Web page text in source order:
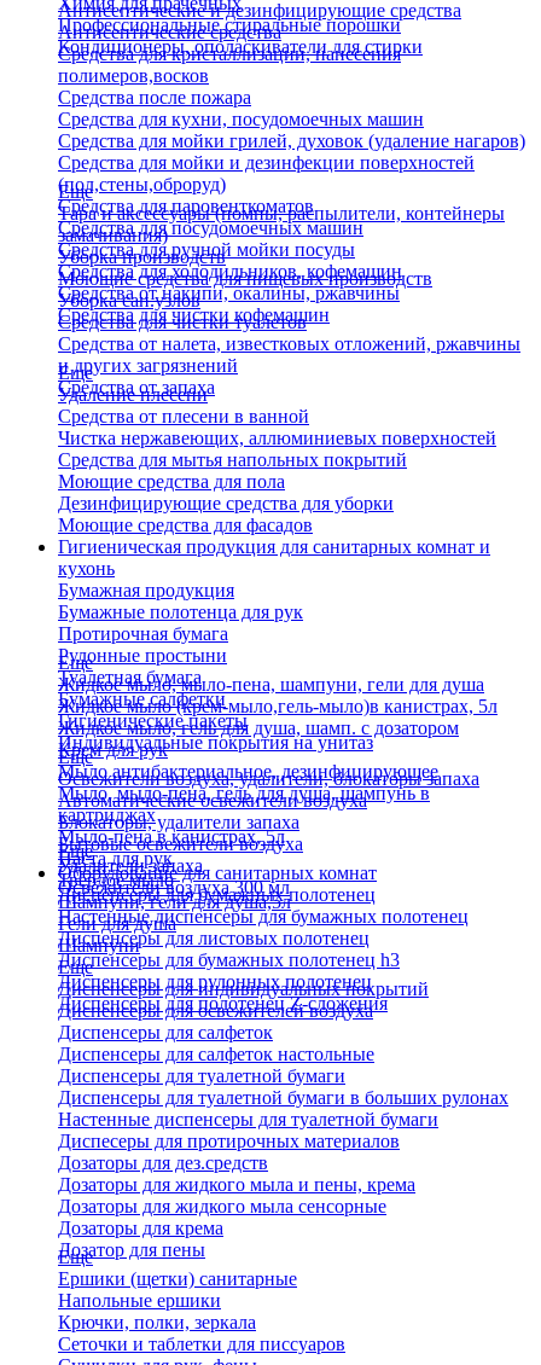
Профессиональные стиральные порошки
Кондиционеры, ополаскиватели для стирки
Антисептические и дезинфицирующие средства
Антисептические средства
Средства для кристаллизации, нанесения
полимеров,восков
Средства после пожара
Средства для кухни, посудомоечных машин
Средства для мойки грилей, духовок (удаление нагаров)
Средства для мойки и дезинфекции поверхностей
(пол,стены,оброруд)
Средства для паровенткоматов
Средства для посудомоечных машин
Средства для ручной мойки посуды
Средства для холодильников, кофемашин
Средства от накипи, окалины, ржавчины
Средства для чистки кофемашин
Еще
Тара и аксессуары (помпы, распылители, контейнеры
замачивания)
Уборка производств
Моющие средства для пищевых производств
Уборка сан.узлов
Средства для чистки туалетов
Средства от налета, известковых отложений, ржавчины
и других загрязнений
Средства от запаха
Еще
Удаление плесени
Средства от плесени в ванной
Чистка нержавеющих, аллюминиевых поверхностей
Средства для мытья напольных покрытий
Моющие средства для пола
Дезинфицирующие средства для уборки
Моющие средства для фасадов
Гигиеническая продукция для санитарных комнат и
кухонь
Бумажная продукция
Бумажные полотенца для рук
Протирочная бумага
Рулонные простыни
Туалетная бумага
Бумажные салфетки
Гигиенические пакеты
Индивидуальные покрытия на унитаз
Еще
Жидкое мыло, мыло-пена, шампуни, гели для душа
Жидкое мыло (крем-мыло,гель-мыло)в канистрах, 5л
Жидкое мыло, гель для душа, шамп. с дозатором
Крем для рук
Мыло антибактериальное, дезинфицирующее
Мыло, мыло-пена, гель для душа, шампунь в
картриджах
Мыло-пена в канистрах, 5л
Паста для рук
Твердое мыло
Шампуни, гели для душа,5л
Гели для душа
Шампуни
Еще
Освежители воздуха, удалители, блокаторы запаха
Автоматические освежители воздуха
Блокаторы, удалители запаха
Бытовые освежители воздуха
Удалители запаха
Освежители воздуха 300 мл
Еще
Оборудование для санитарных комнат
Диспенсеры для бумажных полотенец
Настенные диспенсеры для бумажных полотенец
Диспенсеры для листовых полотенец
Диспенсеры для бумажных полотенец h3
Диспенсеры для рулонных полотенец
Диспенсеры для полотенец Z-сложения
Еще
Диспенсеры для индивидуальных покрытий
Диспенсеры для освежителей воздуха
Диспенсеры для салфеток
Диспенсеры для салфеток настольные
Диспенсеры для туалетной бумаги
Диспенсеры для туалетной бумаги в больших рулонах
Настенные диспенсеры для туалетной бумаги
Диспесеры для протирочных материалов
Дозаторы для дез.средств
Дозаторы для жидкого мыла и пены, крема
Дозаторы для жидкого мыла сенсорные
Дозаторы для крема
Дозатор для пены
Еще
Ершики (щетки) санитарные
Напольные ершики
Крючки, полки, зеркала
Сеточки и таблетки для писсуаров